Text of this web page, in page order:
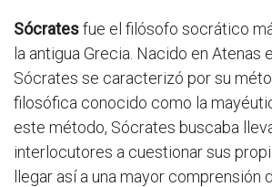
Sócratesfue el filósofo socrático
la antigua Grecia. Nacido en Atenas
Sócrates se caracterizó por su
filosófica conocido como la
este método, Sócrates buscaba
interlocutores a cuestionar sus
llegar así a una mayor comprensión